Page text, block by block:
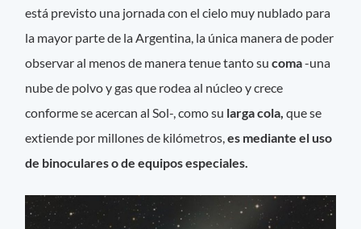
está previsto una jornada con el cielo muy nublado para
la mayor parte de la Argentina, la única manera de poder
observar al menos de manera tenue tanto sucoma-una
nube de polvo y gas que rodea al núcleo y crece
conforme se acercan al Sol-, como su larga cola,que se
extiende por millones de kilómetros,es mediante el uso
de binoculares o de equipos especiales.